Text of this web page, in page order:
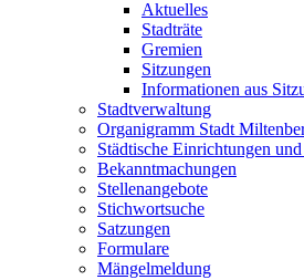
Aktuelles
Stadträte
Gremien
Sitzungen
Informationen aus
Stadtverwaltung
Organigramm Stadt
Städtische Einrichtungen
Bekanntmachungen
Stellenangebote
Stichwortsuche
Satzungen
Formulare
Mängelmeldung